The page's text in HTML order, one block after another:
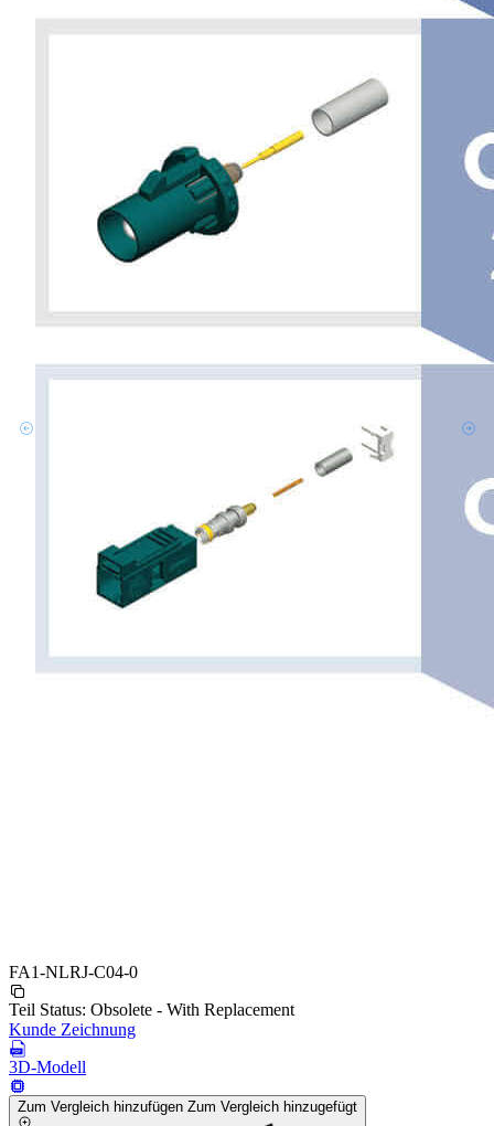
FA1-NLRJ-C04-0
Teil Status: Obsolete - With Replacement
Kunde Zeichnung
3D-Modell
Zum Vergleich hinzufügen Zum Vergleich hinzugefügt